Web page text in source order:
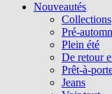
Nouveautés
Collections
Pré-
Plein été
De retour
Prêt-à-
Jeans